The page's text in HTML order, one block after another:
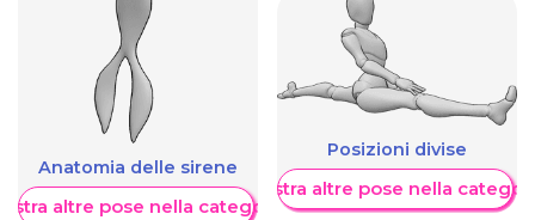
Anatomia delle sirene
altre pose nella categoria
Posizioni divise
Mostra altre pose nella